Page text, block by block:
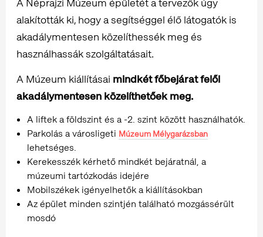
A Néprajzi Múzeum épületét a tervezők úgy
alakították ki, hogy a segítséggel élő látogatók is
akadálymentesen közelíthessék meg és
használhassák szolgáltatásait.
A Múzeum kiállításai mindkét főbejárat felől
akadálymentesen közelíthetőek meg.
A liftek a földszint és a -2. szint között használhatók.
Parkolás a városligeti Múzeum Mélygarázsban
lehetséges.
Kerekesszék kérhető mindkét bejáratnál, a
múzeumi tartózkodás idejére
Mobilszékek igényelhetők a kiállításokban
Az épület minden szintjén található mozgássérült
mosdó